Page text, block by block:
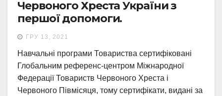
Червоного Хреста України з
першої допомоги.
ГРУ 13, 2021
Навчальні програми Товариства сертифіковані
Глобальним референc-центром Міжнародної
Федерації Товариств Червоного Хреста і
Червоного Півмісяця, тому сертифікати, видані за